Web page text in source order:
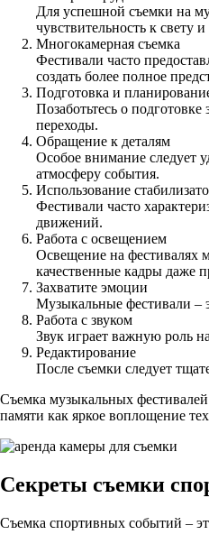
Для успешной съемки на
чувствительность к свету
Многокамерная съемка
Фестивали часто
создать более полное
Подготовка и
Позаботьтесь о
переходы.
Обращение к деталям
Особое внимание следует
атмосферу события.
Использование
Фестивали часто
движений.
Работа с освещением
Освещение на фестивалях
качественные кадры даже
Захватите эмоции
Музыкальные фестивали –
Работа с звуком
Звук играет важную роль
Редактирование
После съемки следует
Съемка музыкальных
памяти как яркое воплощение
Секреты съемки
Съемка спортивных событий –